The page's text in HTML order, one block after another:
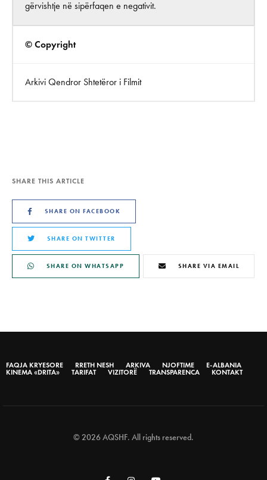
gërvishtje në sipërfaqen e negativit.
© Copyright
Arkivi Qendror Shtetëror i Filmit
SHARE THIS ARTICLE
SHARE ON FACEBOOK
SHARE ON TWITTER
SHARE ON WHATSAPP SHARE VIA EMAIL
FAQJA KRYESORE RRETH NESH ARKIVA NJOFTIME
E-ALBANIA
KINEMA «DRITA»
TARIFAT VIZITORË TRANSPARENCA KONTAKT
© 2026 AQSHF. All rights reserved.